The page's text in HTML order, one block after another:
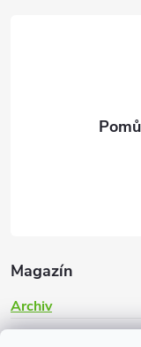
Magazín
Archiv